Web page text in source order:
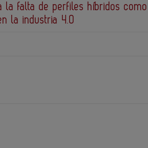
la falta de perfiles híbridos
la industria 4.0